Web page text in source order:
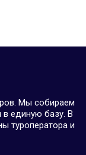
Мы собираем
в единую базу. В
туроператора и